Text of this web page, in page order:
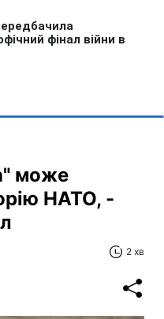
може
НАТО, -
2 хв